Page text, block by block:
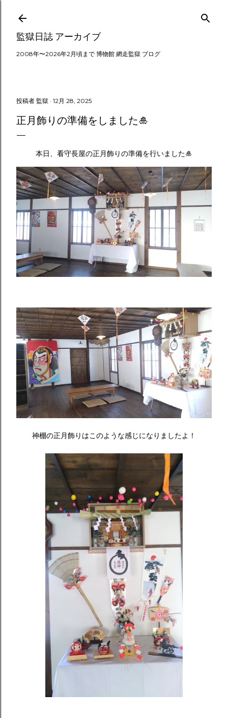
スキップしてメイン コンテンツに移動
監獄日誌 アーカイブ
2008年〜2026年2月頃まで 博物館 網走監獄 ブログ
投稿者 監獄 12月 28, 2025
正月飾りの準備をしました🎍
本日、看守長屋の正月飾りの準備を行いました🎍
神棚の正月飾りはこのような感じになりましたよ！